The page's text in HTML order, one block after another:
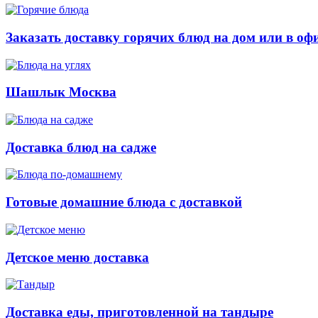
Заказать доставку горячих блюд на дом или в
Шашлык Москва
Доставка блюд на садже
Готовые домашние блюда с доставкой
Детское меню доставка
Доставка еды, приготовленной на тандыре